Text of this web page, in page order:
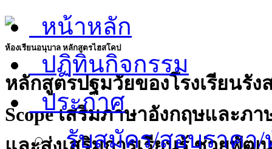
ห้องเรียนอนุบาล หลักสูตรไฮสโคป
หลักสูตรปฐมวัยของโรงเรียนรั
Scope เสริมภาษาอังกฤษและภ
หน้าหลัก
ปฏิทินกิจกรรม
ประกาศ
รับสมัคร/สอบราคา/